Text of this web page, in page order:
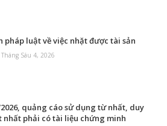
pháp luật về việc nhặt được tài sản
Sáu 4, 2026
quảng cáo sử dụng từ nhất, duy
nhất phải có tài liệu chứng minh